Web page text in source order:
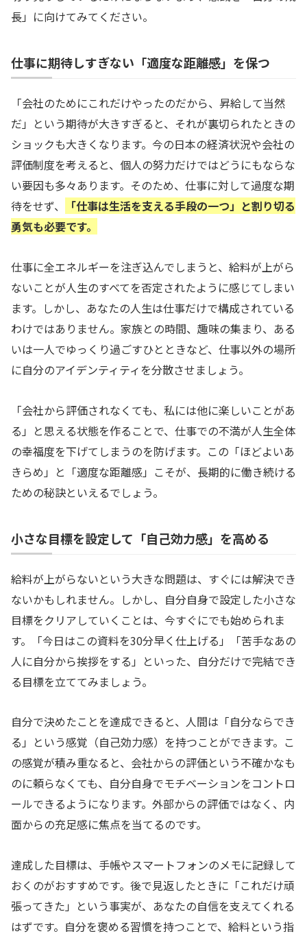
長」に向けてみてください。
仕事に期待しすぎない「適度な距離感」を保つ
「会社のためにこれだけやったのだから、昇給して当然
だ」という期待が大きすぎると、それが裏切られたときの
ショックも大きくなります。今の日本の経済状況や会社の
評価制度を考えると、個人の努力だけではどうにもならな
い要因も多々あります。そのため、仕事に対して過度な期
待をせず、
「仕事は生活を支える手段の一つ」と割り切る
勇気も必要です。
仕事に全エネルギーを注ぎ込んでしまうと、給料が上がら
ないことが人生のすべてを否定されたように感じてしまい
ます。しかし、あなたの人生は仕事だけで構成されている
わけではありません。家族との時間、趣味の集まり、ある
いは一人でゆっくり過ごすひとときなど、仕事以外の場所
に自分のアイデンティティを分散させましょう。
「会社から評価されなくても、私には他に楽しいことがあ
る」と思える状態を作ることで、仕事での不満が人生全体
の幸福度を下げてしまうのを防げます。この「ほどよいあ
きらめ」と「適度な距離感」こそが、長期的に働き続ける
ための秘訣といえるでしょう。
小さな目標を設定して「自己効力感」を高める
給料が上がらないという大きな問題は、すぐには解決でき
ないかもしれません。しかし、自分自身で設定した小さな
目標をクリアしていくことは、今すぐにでも始められま
す。「今日はこの資料を30分早く仕上げる」「苦手なあの
人に自分から挨拶をする」といった、自分だけで完結でき
る目標を立ててみましょう。
自分で決めたことを達成できると、人間は「自分ならでき
る」という感覚（自己効力感）を持つことができます。こ
の感覚が積み重なると、会社からの評価という不確かなも
のに頼らなくても、自分自身でモチベーションをコントロ
ールできるようになります。外部からの評価ではなく、内
面からの充足感に焦点を当てるのです。
達成した目標は、手帳やスマートフォンのメモに記録して
おくのがおすすめです。後で見返したときに「これだけ頑
張ってきた」という事実が、あなたの自信を支えてくれる
はずです。自分を褒める習慣を持つことで、給料という指